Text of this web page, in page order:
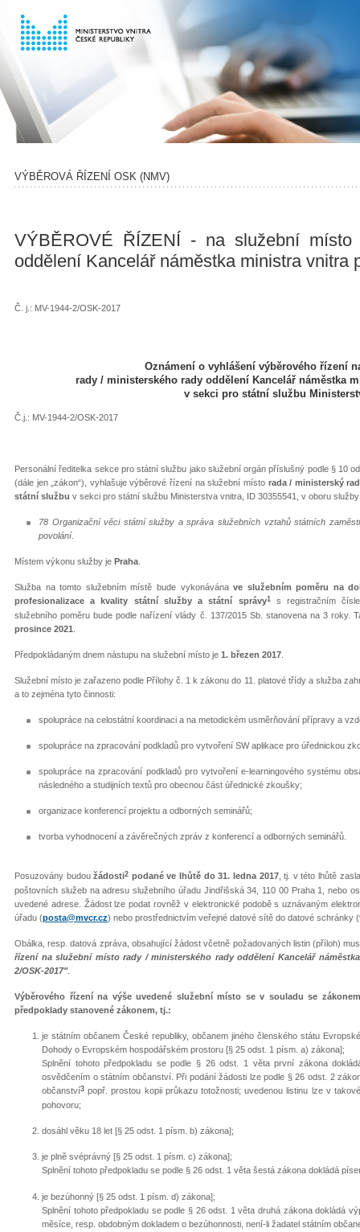
VÝBĚROVÁ ŘÍZENÍ OSK (NMV)
VÝBĚROVÉ ŘÍZENÍ - na služební
oddělení Kancelář náměstka ministra vnitra
Č. j.: MV-1944-2/OSK-2017
Oznámení o vyhlášení výběrového řízení
rady / ministerského rady oddělení Kancelář náměstka
v sekci pro státní službu
Č.j.: MV-1944-2/OSK-2017
Personální ředitelka sekce pro státní službu jako služební orgán příslušný podle § 10
(dále jen „zákon“), vyhlašuje výběrové řízení na služební místo rada / ministerský
státní službu v sekci pro státní službu Ministerstva vnitra, ID 30355541, v oboru
78 Organizační věci státní služby a správa služebních vztahů státních
povolání.
Místem výkonu služby je Praha
Služba na tomto služebním místě bude vykonávánave služebním poměru na
profesionalizace a kvality státní služby a státní správy1s registračním
služebního poměru bude podle nařízení vlády č. 137/2015 Sb. stanovena na 3 roky.
prosince 2021
Předpokládaným dnem nástupu na služební místo je 1. březen 2017
Služební místo je zařazeno podle Přílohy č. 1 k zákonu do 11. platové třídy a služba
a to zejména tyto činnosti:
spolupráce na celostátní koordinaci a na metodickém usměrňování přípravy a
spolupráce na zpracování podkladů pro vytvoření SW aplikace pro úřednickou
spolupráce na zpracování podkladů pro vytvoření e-learningového systému
následného a studijních textů pro obecnou část úřednické zkoušky;
organizace konferencí projektu a odborných seminářů;
tvorba vyhodnocení a závěrečných zpráv z konferencí a odborných seminářů.
Posuzovány budoužádosti2 podané ve lhůtě do 31. ledna 2017, tj. v této lhůtě
poštovních služeb na adresu služebního úřadu Jindřišská 34, 110 00 Praha 1, nebo
uvedené adrese. Žádost lze podat rovněž v elektronické podobě s uznávaným
úřadu (posta@mvcr.cz) nebo prostřednictvím veřejné datové sítě do datové schránky (
Obálka, resp. datová zpráva, obsahující žádost včetně požadovaných listin (příloh)
řízení na služební místo rady / ministerského rady oddělení Kancelář
2/OSK-2017".
Výběrového řízení na výše uvedené služební místo se v souladu se
předpoklady stanovené zákonem, tj.:
je státním občanem České republiky, občanem jiného členského státu
Dohody o Evropském hospodářském prostoru [§ 25 odst. 1 písm. a) zákona];
Splnění tohoto předpokladu se podle § 26 odst. 1 věta první zákona
osvědčením o státním občanství. Při podání žádosti lze podle § 26 odst. 2
občanství3 popř. prostou kopii průkazu totožnosti; uvedenou listinu lze v
pohovoru;
dosáhl věku 18 let [§ 25 odst. 1 písm. b) zákona];
je plně svéprávný [§ 25 odst. 1 písm. c) zákona];
Splnění tohoto předpokladu se podle § 26 odst. 1 věta šestá zákona dokládá
je bezúhonný [§ 25 odst. 1 písm. d) zákona];
Splnění tohoto předpokladu se podle § 26 odst. 1 věta druhá zákona dokládá
měsíce, resp. obdobným dokladem o bezúhonnosti, není-li žadatel státním